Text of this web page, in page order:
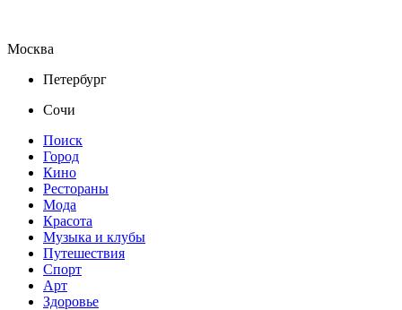
Москва
Петербург
Сочи
Поиск
Город
Кино
Рестораны
Мода
Красота
Музыка и клубы
Путешествия
Спорт
Арт
Здоровье